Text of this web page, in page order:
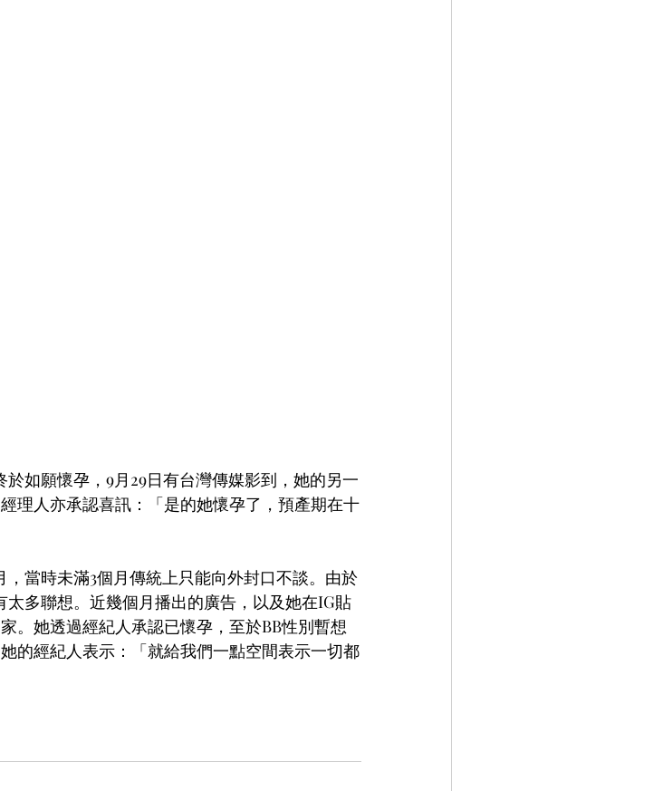
如願懷孕，9月29日有台灣傳媒影到，她的另一
理人亦承認喜訊：「是的她懷孕了，預產期在十
當時未滿3個月傳統上只能向外封口不談。由於
多聯想。近幾個月播出的廣告，以及她在IG貼
。她透過經紀人承認已懷孕，至於BB性別暫想
的經紀人表示：「就給我們一點空間表示一切都